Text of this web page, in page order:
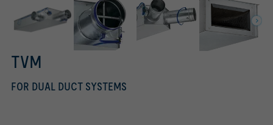
TVM
FOR DUAL DUCT SYSTEMS